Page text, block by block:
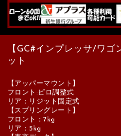
【GC#インプレッサ/ワゴ
ット
【アッパーマウント】
フロント:ピロ調整式
リア：リジット固定式
【スプリングレート】
フロント：7kg
リア：5kg